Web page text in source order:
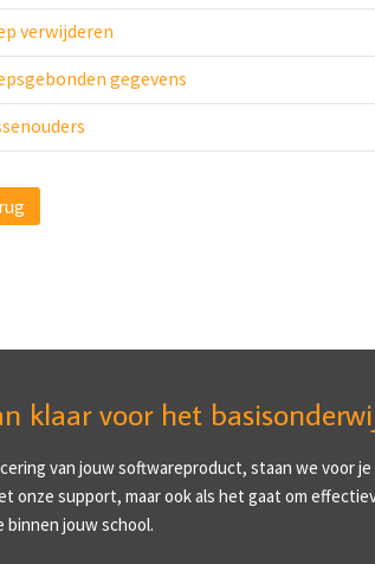
verwijderen
gegevens
klaar voor het
van jouw softwareproduct, staan we voor je
onze support, maar ook als het gaat om
binnen jouw school.